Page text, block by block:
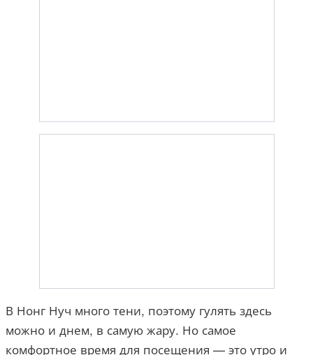
В Нонг Нуч много тени, поэтому гулять здесь
можно и днем, в самую жару. Но самое
комфортное время для посещения — это утро и